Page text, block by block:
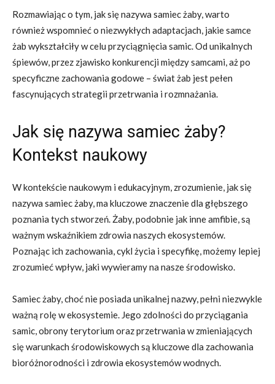
Rozmawiając o tym, jak się nazywa samiec żaby, warto
również wspomnieć o niezwykłych adaptacjach, jakie samce
żab wykształciły w celu przyciągnięcia samic. Od unikalnych
śpiewów, przez zjawisko konkurencji między samcami, aż po
specyficzne zachowania godowe – świat żab jest pełen
fascynujących strategii przetrwania i rozmnażania.
Jak się nazywa samiec żaby?
Kontekst naukowy
W kontekście naukowym i edukacyjnym, zrozumienie, jak się
nazywa samiec żaby, ma kluczowe znaczenie dla głębszego
poznania tych stworzeń. Żaby, podobnie jak inne amfibie, są
ważnym wskaźnikiem zdrowia naszych ekosystemów.
Poznając ich zachowania, cykl życia i specyfikę, możemy lepiej
zrozumieć wpływ, jaki wywieramy na nasze środowisko.
Samiec żaby, choć nie posiada unikalnej nazwy, pełni niezwykle
ważną rolę w ekosystemie. Jego zdolności do przyciągania
samic, obrony terytorium oraz przetrwania w zmieniających
się warunkach środowiskowych są kluczowe dla zachowania
bioróżnorodności i zdrowia ekosystemów wodnych.